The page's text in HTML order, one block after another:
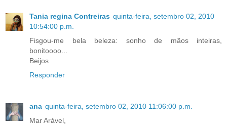
Tania regina Contreiras quinta-feira, setembro 02, 2010
10:54:00 p.m.
Fisgou-me bela beleza: sonho de mãos inteiras,
bonitoooo...
Beijos
Responder
ana quinta-feira, setembro 02, 2010 11:06:00 p.m.
Mar Arável,